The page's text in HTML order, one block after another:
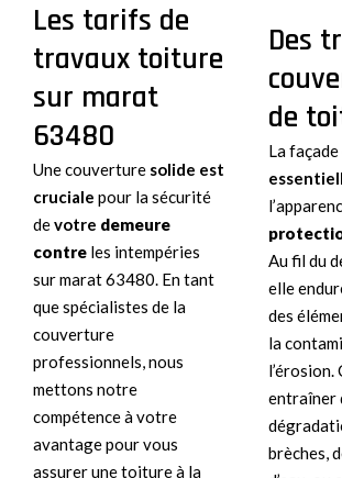
Les tarifs de
travaux toiture
sur marat
63480
Une couverture solide est
cruciale pour la sécurité
devotre demeure
contre les intempéries
sur marat 63480. En tant
que spécialistes de la
couverture
professionnels, nous
mettons notre
compétence à votre
avantage pour vous
assurer une toiture à la
Des
de
La
Au fil du
elle
des
la
l’érosion.
entraîner
brèches,